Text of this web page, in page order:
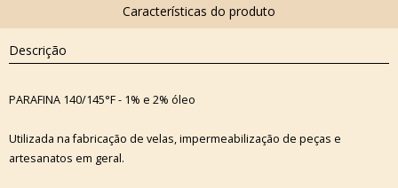
Descrição
PARAFINA 140/145°F - 1% e 2% óleo
Utilizada na fabricação de velas, impermeabilização de peças e
artesanatos em geral.